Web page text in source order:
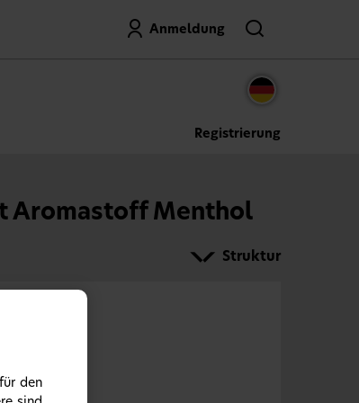
Anmeldung
Suche
Registrierung
Aromastoff Menthol
Struktur
den